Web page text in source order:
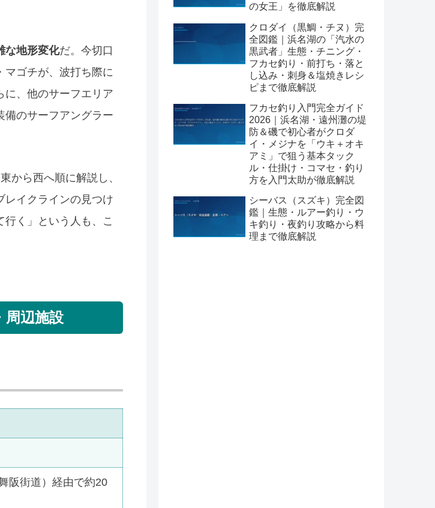
な地形変化だ。今切口
マゴチが、波打ち際に
に、他のサーフエリア
備のサーフアングラー
から西へ順に解説し、
レイクラインの見つけ
く」という人も、こ
周辺施設
阪街道）経由で約20
の女王」を徹底解説
クロダイ（黒鯛・チヌ）完
全図鑑｜浜名湖の「汽水の
黒武者」生態・チニング・
フカセ釣り・前打ち・落と
し込み・刺身＆塩焼きレシ
ピまで徹底解説
フカセ釣り入門完全ガイド
2026｜浜名湖・遠州灘の堤
防＆磯で初心者がクロダ
イ・メジナを「ウキ＋オキ
アミ」で狙う基本タック
ル・仕掛け・コマセ・釣り
方を入門太助が徹底解説
シーバス（スズキ）完全図
鑑｜生態・ルアー釣り・ウ
キ釣り・夜釣り攻略から料
理まで徹底解説